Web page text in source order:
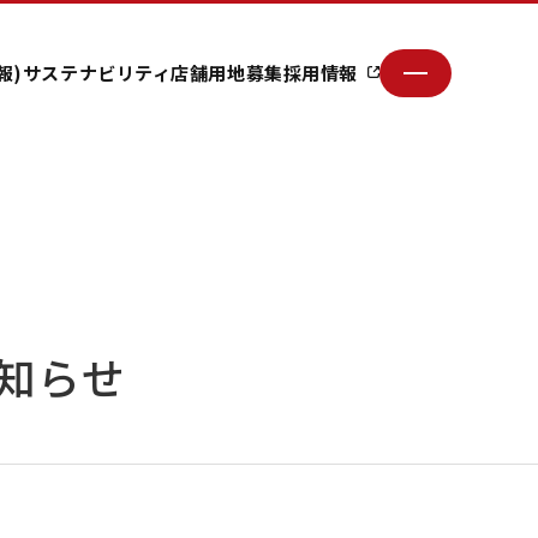
)サステナビリティ店舗用地募集採用情報
らせ